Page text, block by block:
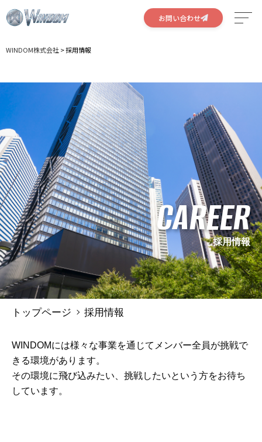
お問い合わせ
特徴
実績
会社概要
採用情報
WINDOM株式会社>採用情報
CAREER
採用情報
トップページ 採用情報
WINDOMには様々な事業を通じてメンバー全員が挑戦で
きる環境があります。
その環境に飛び込みたい、挑戦したいという方をお待ち
しています。